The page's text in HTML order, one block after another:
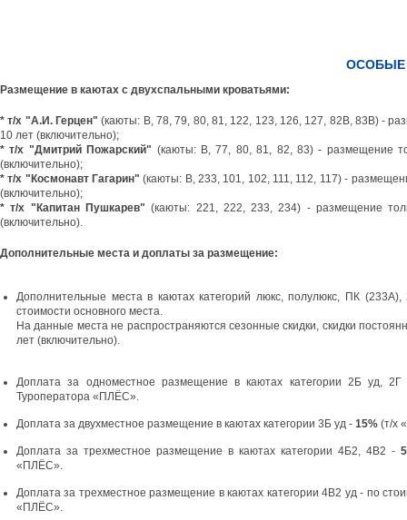
ОСОБЫЕ
Размещение в каютах с двухспальными кроватьями:
* т/х "А.И. Герцен" (каюты: В, 78, 79, 80, 81, 122, 123, 126, 127, 82В, 83В) -
10 лет (включительно);
* т/х "Дмитрий Пожарский" (каюты: В, 77, 80, 81, 82, 83) - размещение
(включительно);
* т/х "Космонавт Гагарин" (каюты: В, 233, 101, 102, 111, 112, 117) -
(включительно);
* т/х "Капитан Пушкарев" (каюты: 221, 222, 233, 234) - размещение
(включительно).
Дополнительные места и доплаты за размещение:
Дополнительные места в каютах категорий люкс, полулюкс, ПК
стоимости основного места.
На данные места не распространяются сезонные скидки, скидки
лет (включительно).
Доплата за одноместное размещение в каютах категории 2Б уд,
Туроператора «ПЛЁС».
Доплата за двухместное размещение в каютах категории 3Б уд - 15% (т/х
Доплата за трехместное размещение в каютах категории 4Б2, 4В2 -
«ПЛЁС».
Доплата за трехместное размещение в каютах категории 4В2 уд - по
«ПЛЁС».